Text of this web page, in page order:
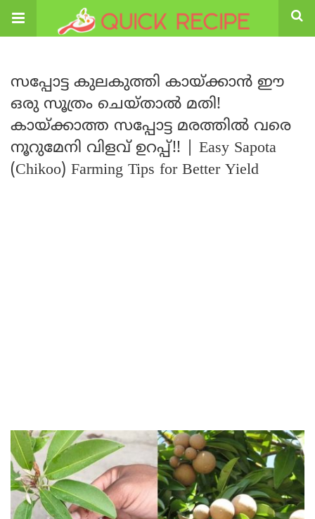
സപ്പോട്ട കുലകുത്തി കായ്ക്കാൻ ഈ
ഒരു സൂത്രം ചെയ്താൽ മതി!
കായ്ക്കാത്ത സപ്പോട്ട മരത്തിൽ വരെ
നൂറുമേനി വിളവ് ഉറപ്പ്!! | Easy Sapota
(Chikoo) Farming Tips for Better Yield